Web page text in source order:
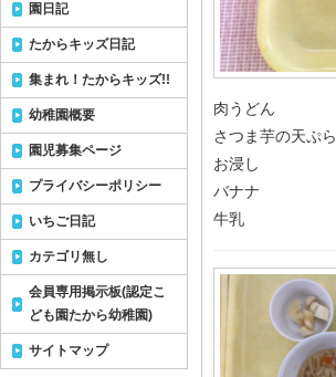
肉うどん
さつま芋の天ぷら
お浸し
バナナ
牛乳
園日記
たからキッズ日記
集まれ！たからキッズ!!
幼稚園概要
園児募集ページ
プライバシーポリシー
いちご日記
カテゴリ無し
会員専用掲示板(認定こ
ども園たから幼稚園)
サイトマップ